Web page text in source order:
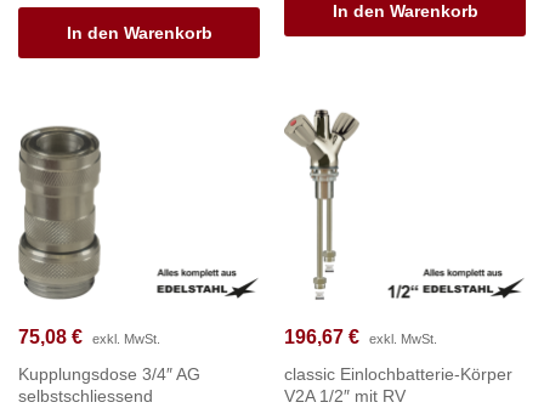
In den Warenkorb
In den Warenkorb
75,08 € exkl. MwSt.
Kupplungsdose 3/4″ AG
selbstschliessend
196,67 € exkl. MwSt.
classic Einlochbatterie-Körper
V2A 1/2″ mit RV